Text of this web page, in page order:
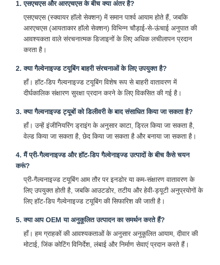
1. एसएचएस और आरएचएस के बीच क्या अंतर है?
एसएचएस (स्क्वायर हॉलो सेक्शन) में समान पार्श्व आयाम होते हैं, जबकि
आरएचएस (आयताकार हॉलो सेक्शन) विभिन्न चौड़ाई-से-ऊंचाई अनुपात की
आवश्यकता वाले संरचनात्मक डिजाइनों के लिए अधिक लचीलापन प्रदान
करता है।
2. क्या गैल्वेनाइज्ड टयूबिंग बाहरी संरचनाओं के लिए उपयुक्त है?
हाँ। हॉट-डिप गैल्वनाइज्ड टयूबिंग विशेष रूप से बाहरी वातावरण में
दीर्घकालिक संक्षारण सुरक्षा प्रदान करने के लिए विकसित की गई है।
3. क्या गैल्वनाइज्ड ट्यूबों को डिलीवरी के बाद संसाधित किया जा सकता है?
हाँ। उन्हें इंजीनियरिंग ड्राइंग के अनुसार काटा, ड्रिल किया जा सकता है,
वेल्ड किया जा सकता है, छेद किया जा सकता है और बनाया जा सकता है।
4. मैं प्री-गैल्वनाइज्ड और हॉट-डिप गैल्वेनाइज्ड उत्पादों के बीच कैसे चयन
करूं?
प्री-गैल्वनाइज्ड टयूबिंग आम तौर पर इनडोर या कम-संक्षारण वातावरण के
लिए उपयुक्त होती है, जबकि आउटडोर, तटीय और हेवी-ड्यूटी अनुप्रयोगों के
लिए हॉट-डिप गैल्वेनाइज्ड टयूबिंग की सिफारिश की जाती है।
5. क्या आप OEM या अनुकूलित उत्पादन का समर्थन करते हैं?
हाँ। हम ग्राहकों की आवश्यकताओं के अनुसार अनुकूलित आयाम, दीवार की
मोटाई, जिंक कोटिंग विनिर्देश, लंबाई और निर्माण सेवाएं प्रदान करते हैं।